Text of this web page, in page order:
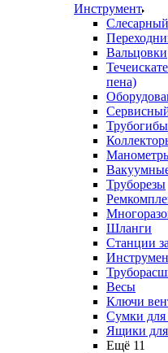
Инструмент
Вальцовки
пена)
Трубогибы
Труборезы
Шланги
Станции
Весы
Ключи
Сумки для
Ящики для
Ещё 11